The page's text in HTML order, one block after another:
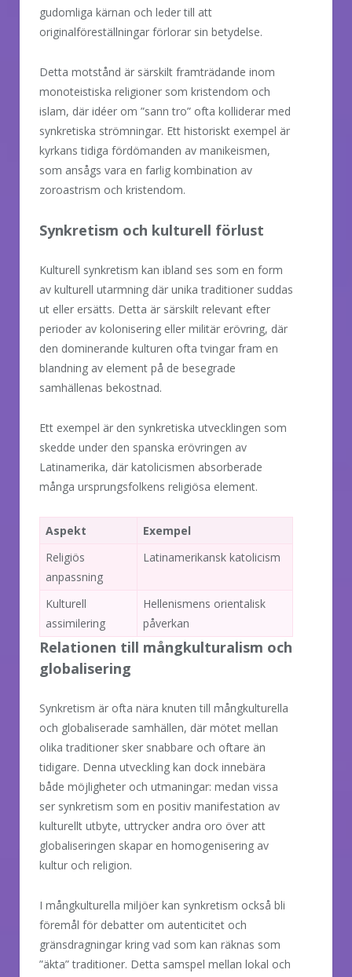
gudomliga kärnan och leder till att
originalföreställningar förlorar sin betydelse.
Detta motstånd är särskilt framträdande inom
monoteistiska religioner som kristendom och
islam, där idéer om ”sann tro” ofta kolliderar med
synkretiska strömningar. Ett historiskt exempel är
kyrkans tidiga fördömanden av manikeismen,
som ansågs vara en farlig kombination av
zoroastrism och kristendom.
Synkretism och kulturell förlust
Kulturell synkretism kan ibland ses som en form
av kulturell utarmning där unika traditioner suddas
ut eller ersätts. Detta är särskilt relevant efter
perioder av kolonisering eller militär erövring, där
den dominerande kulturen ofta tvingar fram en
blandning av element på de besegrade
samhällenas bekostnad.
Ett exempel är den synkretiska utvecklingen som
skedde under den spanska erövringen av
Latinamerika, där katolicismen absorberade
många ursprungsfolkens religiösa element.
Aspekt
Exempel
Religiös
anpassning
Latinamerikansk katolicism
Kulturell
assimilering
Hellenismens orientalisk
påverkan
Relationen till mångkulturalism och
globalisering
Synkretism är ofta nära knuten till mångkulturella
och globaliserade samhällen, där mötet mellan
olika traditioner sker snabbare och oftare än
tidigare. Denna utveckling kan dock innebära
både möjligheter och utmaningar: medan vissa
ser synkretism som en positiv manifestation av
kulturellt utbyte, uttrycker andra oro över att
globaliseringen skapar en homogenisering av
kultur och religion.
I mångkulturella miljöer kan synkretism också bli
föremål för debatter om autenticitet och
gränsdragningar kring vad som kan räknas som
”äkta” traditioner. Detta samspel mellan lokal och